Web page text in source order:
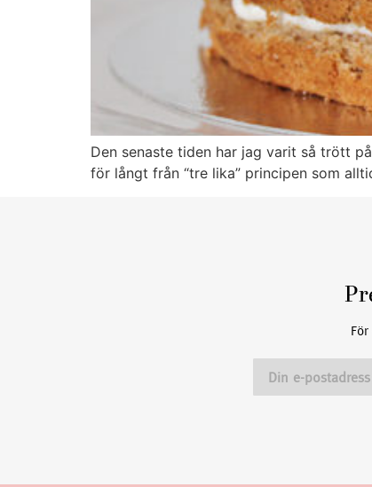
Den senaste tiden har jag varit så trött
för långt från “tre lika” principen som